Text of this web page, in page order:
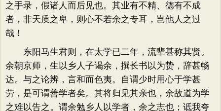
之手录，假诸人而后见也。其业有不精、德有不成
者，非天质之卑，则心不若余之专耳，岂他人之过
哉！
东阳马生君则，在太学已二年，流辈甚称其贤。
余朝京师，生以乡人子谒余，撰长书以为贽，辞甚畅
达。与之论辨，言和而色夷。自谓少时用心于学甚
劳，是可谓善学者矣。其将归见其亲也，余故道为学
之难以告之。谓余勉乡人以学者，余之志也；诋我夸